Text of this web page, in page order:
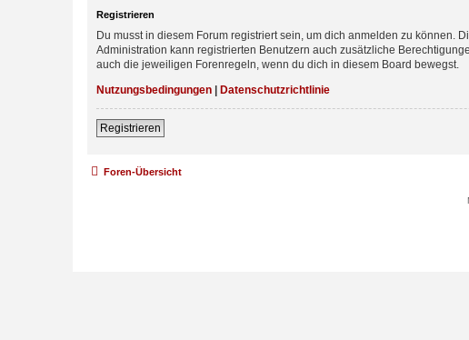
Registrieren
Du musst in diesem Forum registriert sein, um dich anmelden zu können.
Administration kann registrierten Benutzern auch zusätzliche
auch die jeweiligen Forenregeln, wenn du dich in diesem Board bewegst.
Nutzungsbedingungen | Datenschutzrichtlinie
Registrieren
Foren-Übersicht